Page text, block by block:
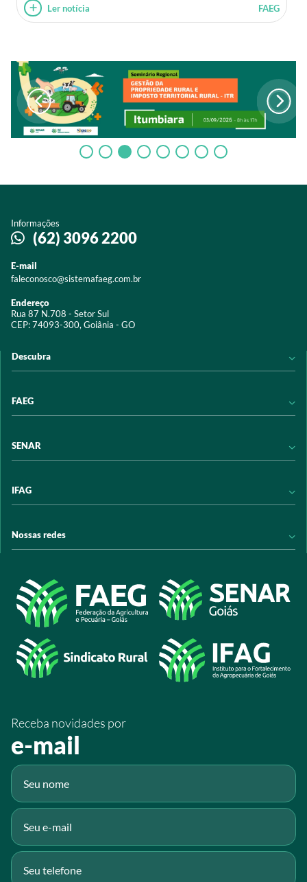
Ler notícia FAEG
Informações
(62) 3096 2200
E-mail
faleconosco@sistemafaeg.com.br
Endereço
Rua 87 N.708 - Setor Sul
CEP: 74093-300, Goiânia - GO
Descubra
Acervo digital
Programas e Serviços
Trabalhe conosco
FAEG
Transparência
SENAR
Transparência
Arrecadação
IFAG
Programas e Serviços
Acesso à Informação
Nossas redes
@sistemafaeg
/SistemaFaeg
/sistemafaeg
/SistemaFaeg
Fluig
Receba novidades por
e-mail